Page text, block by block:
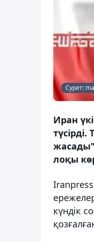
Сурет:
Иран
лоқы
күндік